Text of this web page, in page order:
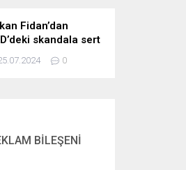
Fidan’dan
skandala sert
Netanyahu’yu
eli kanlı
0
BİLEŞENİ